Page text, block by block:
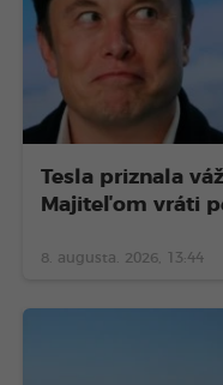
Tesla priznala
Majiteľom vráti
8. augusta. 2026, 13:44